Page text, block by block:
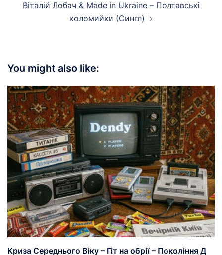
Віталій Лобач & Made in Ukraine – Полтавські
коломийки (Сингл)
You might also like:
Криза Середнього Віку – Гіт на обрії – Покоління Д